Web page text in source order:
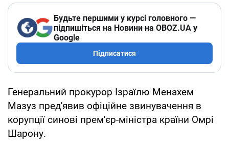
Будьте першими у курсі головного —
підпишіться на Новини на OBOZ.UA у
Google
Підписатися
Генеральний прокурор Ізраїлю Менахем
Мазуз пред'явив офіційне звинувачення в
корупції синові прем'єр-міністра країни Омрі
Шарону.